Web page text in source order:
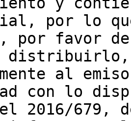
por lo
por favor
al
con lo
2016/